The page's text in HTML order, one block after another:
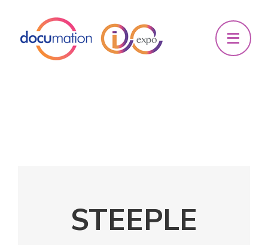
STEEPLE